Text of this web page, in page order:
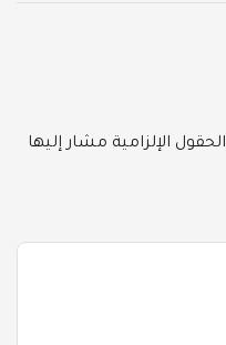
الحقول الإلزامية مشار إليها